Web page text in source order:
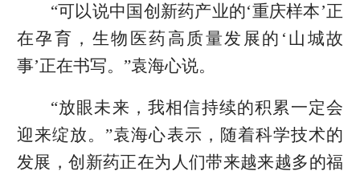
“可以说中国创新药产业的‘重庆样本’正
在孕育，生物医药高质量发展的‘山城故
事’正在书写。”袁海心说。
“放眼未来，我相信持续的积累一定会
迎来绽放。”袁海心表示，随着科学技术的
发展，创新药正在为人们带来越来越多的福